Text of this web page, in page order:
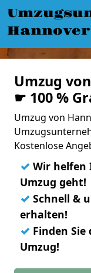
Hannover
Umzug
☛ 100 %
Umzug von
Kostenlose
✓ Wir helfen
Umzug geht!
✓ Schnell &
erhalten!
✓ Finden
Umzug!